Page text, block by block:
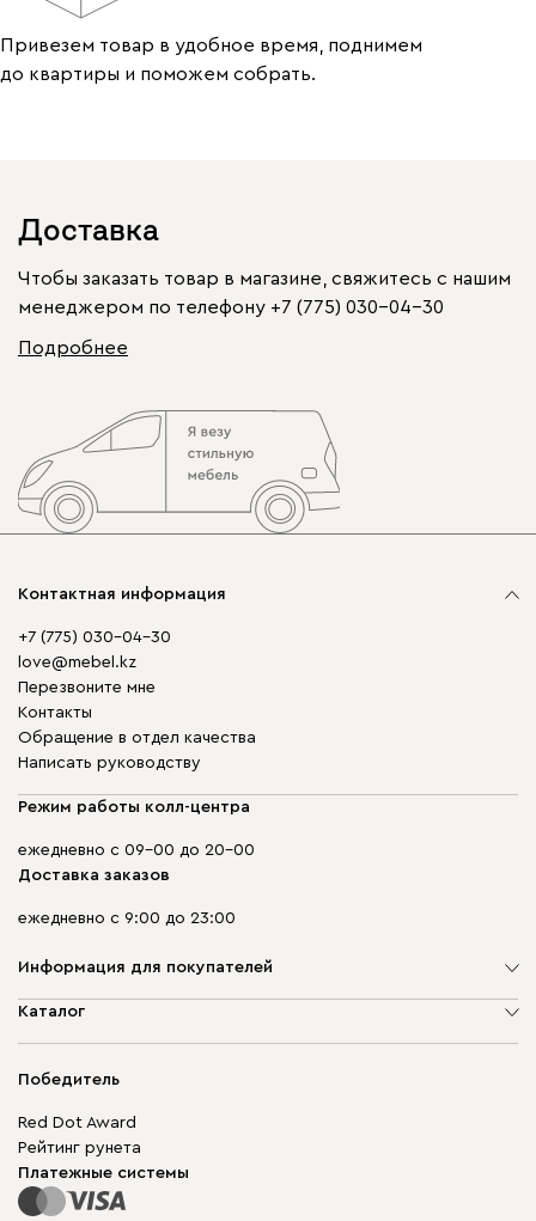
Привезем товар в удобное время, поднимем
до квартиры и поможем собрать.
Доставка
Чтобы заказать товар в магазине, свяжитесь с нашим
менеджером по телефону +7 (775) 030-04-30
Подробнее
Контактная информация
+7 (775) 030-04-30
love@mebel.kz
Перезвоните мне
Контакты
Обращение в отдел качества
Написать руководству
Режим работы колл-центра
ежедневно с 09-00 до 20-00
Доставка заказов
ежедневно с 9:00 до 23:00
Информация для покупателей
О компании
Гарантия
Карта сайта
Каталог
Корпусная мебель
Модульная мебель
Столы и стулья
Победитель
Red Dot Award
Рейтинг рунета
Платежные системы